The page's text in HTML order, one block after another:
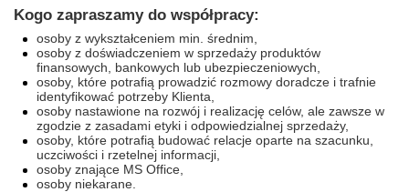
Kogo zapraszamy do współpracy:
osoby z wykształceniem min. średnim,
osoby z doświadczeniem w sprzedaży produktów
finansowych, bankowych lub ubezpieczeniowych,
osoby, które potrafią prowadzić rozmowy doradcze i trafnie
identyfikować potrzeby Klienta,
osoby nastawione na rozwój i realizację celów, ale zawsze w
zgodzie z zasadami etyki i odpowiedzialnej sprzedaży,
osoby, które potrafią budować relacje oparte na szacunku,
uczciwości i rzetelnej informacji,
osoby znające MS Office,
osoby niekarane.